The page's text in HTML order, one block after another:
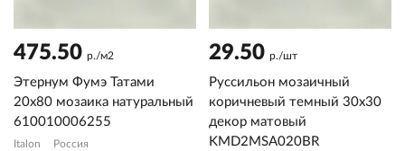
475.50 р./м2
Этернум Фумэ Татами
20x80 мозаика натуральный
610010006255
Italon Россия
29.50 р./шт
Руссильон мозаичный
коричневый темный 30x30
декор матовый
KMD2MSA020BR